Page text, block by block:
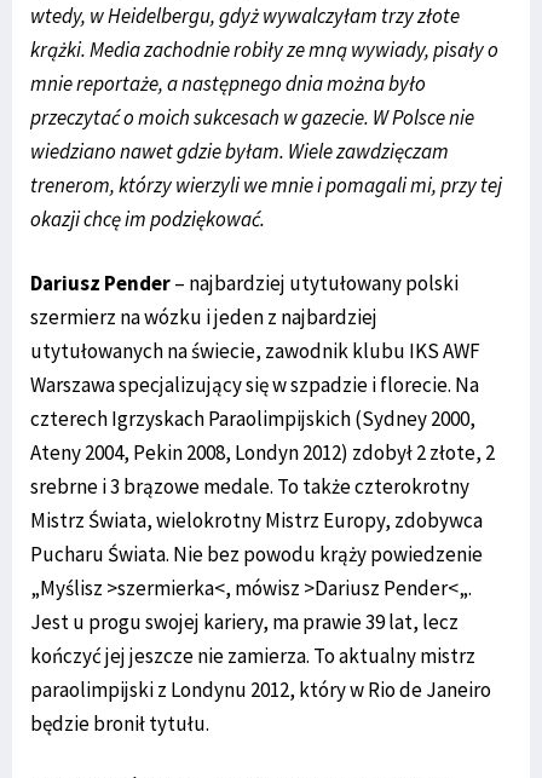
wtedy, w Heidelbergu, gdyż wywalczyłam trzy złote
krążki. Media zachodnie robiły ze mną wywiady, pisały o
mnie reportaże, a następnego dnia można było
przeczytać o moich sukcesach w gazecie. W Polsce nie
wiedziano nawet gdzie byłam. Wiele zawdzięczam
trenerom, którzy wierzyli we mnie i pomagali mi, przy tej
okazji chcę im podziękować.
Dariusz Pender– najbardziej utytułowany polski
szermierz na wózku i jeden z najbardziej
utytułowanych na świecie, zawodnik klubu IKS AWF
Warszawa specjalizujący się w szpadzie i florecie. Na
czterech Igrzyskach Paraolimpijskich (Sydney 2000,
Ateny 2004, Pekin 2008, Londyn 2012) zdobył 2 złote, 2
srebrne i 3 brązowe medale. To także czterokrotny
Mistrz Świata, wielokrotny Mistrz Europy, zdobywca
Pucharu Świata. Nie bez powodu krąży powiedzenie
„Myślisz >szermierka<, mówisz >Dariusz Pender<„.
Jest u progu swojej kariery, ma prawie 39 lat, lecz
kończyć jej jeszcze nie zamierza. To aktualny mistrz
paraolimpijski z Londynu 2012, który w Rio de Janeiro
będzie bronił tytułu.